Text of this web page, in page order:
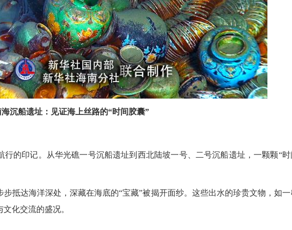
海沉船遗址：见证海上丝路的“时间胶囊”
的印记。从华光礁一号沉船遗址到西北陆坡一号、二号沉船遗址，一颗颗“时
达海洋深处，深藏在海底的“宝藏”被揭开面纱。这些出水的珍贵文物，如一
化交流的盛况。